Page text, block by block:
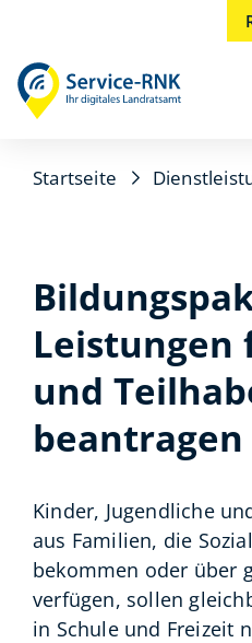
Startseite
Leistungen
und
beantragen
Kinder, Jugendliche
aus Familien, die
bekommen oder über
verfügen, sollen
in Schule und Freizeit